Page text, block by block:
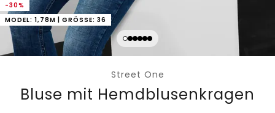
-30%
MODEL: 1,78M | GRÖSSE: 36
Street One
Bluse mit Hemdblusenkragen